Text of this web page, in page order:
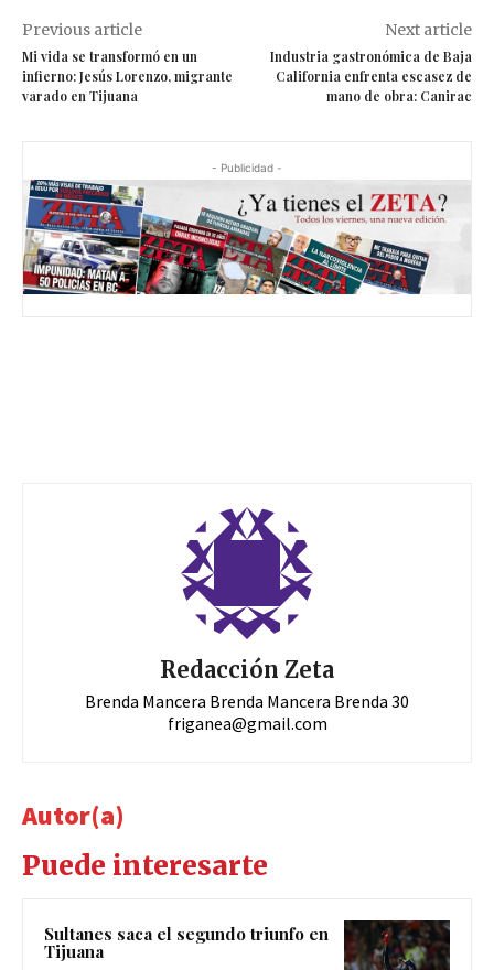
Previous article
Mi vida se transformó en un
infierno: Jesús Lorenzo, migrante
varado en Tijuana
Next article
Industria gastronómica de Baja
California enfrenta escasez de
mano de obra: Canirac
- Publicidad -
Redacción Zeta
Brenda Mancera Brenda Mancera Brenda 30
friganea@gmail.com
Autor(a)
Puede interesarte
Sultanes saca el segundo triunfo en
Tijuana